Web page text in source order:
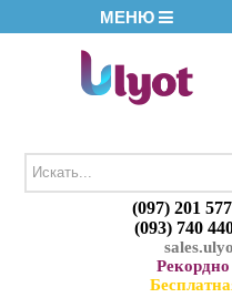
МЕНЮ
(097) 201
(093) 740